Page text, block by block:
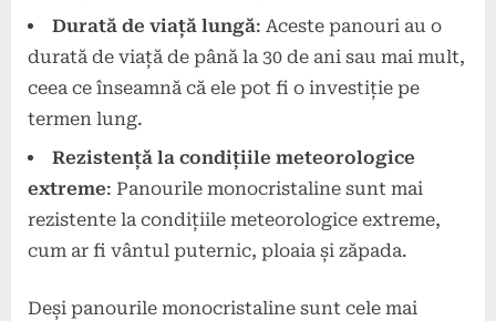
Durată de viață lungă: Aceste panouri au o
durată de viață de până la 30 de ani sau mai mult,
ceea ce înseamnă că ele pot fi o investiție pe
termen lung.
Rezistență la condițiile meteorologice
extreme: Panourile monocristaline sunt mai
rezistente la condițiile meteorologice extreme,
cum ar fi vântul puternic, ploaia și zăpada.
Deși panourile monocristaline sunt cele mai